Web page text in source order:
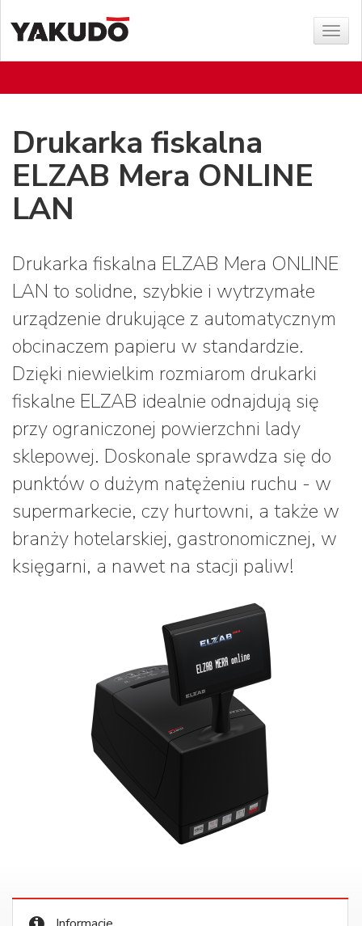
menu
Drukarka fiskalna
ELZAB Mera ONLINE
LAN
Drukarka fiskalna ELZAB Mera ONLINE
LAN to solidne, szybkie i wytrzymałe
urządzenie drukujące z automatycznym
obcinaczem papieru w standardzie.
Dzięki niewielkim rozmiarom drukarki
fiskalne ELZAB idealnie odnajdują się
przy ograniczonej powierzchni lady
sklepowej. Doskonale sprawdza się do
punktów o dużym natężeniu ruchu - w
supermarkecie, czy hurtowni, a także w
branży hotelarskiej, gastronomicznej, w
księgarni, a nawet na stacji paliw!